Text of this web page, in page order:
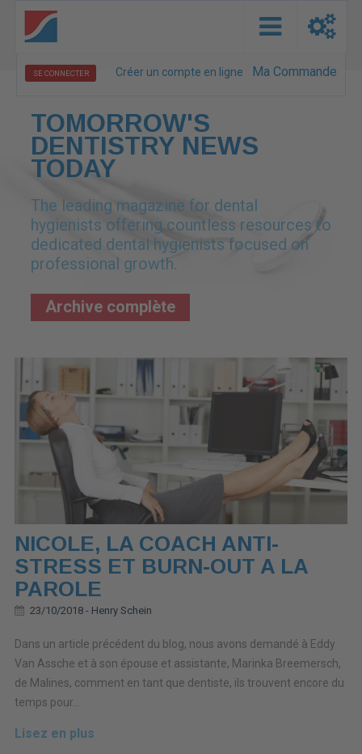
SE CONNECTER Créer un compte en ligne Ma Commande
TOMORROW'S
DENTISTRY NEWS
TODAY
The leading magazine for dental
hygienists offering countless resources to
dedicated dental hygienists focused on
professional growth.
Archive complète
NICOLE, LA COACH ANTI-
STRESS ET BURN-OUT A LA
PAROLE
23/10/2018 - Henry Schein
Dans un article précédent du blog, nous avons demandé à Eddy
Van Assche et à son épouse et assistante, Marinka Breemersch,
de Malines, comment en tant que dentiste, ils trouvent encore du
temps pour...
Lisez en plus